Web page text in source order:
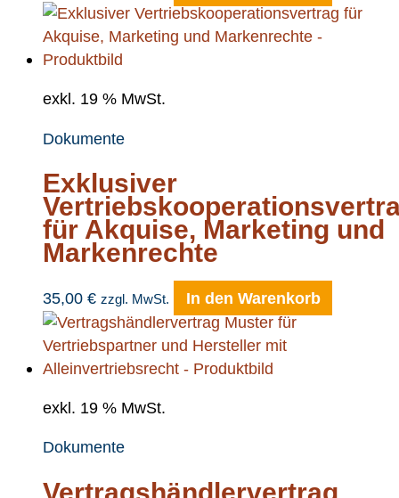
exkl. 19 % MwSt.
Dokumente
Exklusiver
für Akquise, Marketing und
Markenrechte
35,00 € zzgl. MwSt. In den Warenkorb
exkl. 19 % MwSt.
Dokumente
Vertragshändlervertrag